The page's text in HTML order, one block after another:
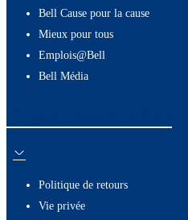
Bell Cause pour la cause
Mieux pour tous
Emplois@Bell
Bell Média
Politique de retours
Vie privée